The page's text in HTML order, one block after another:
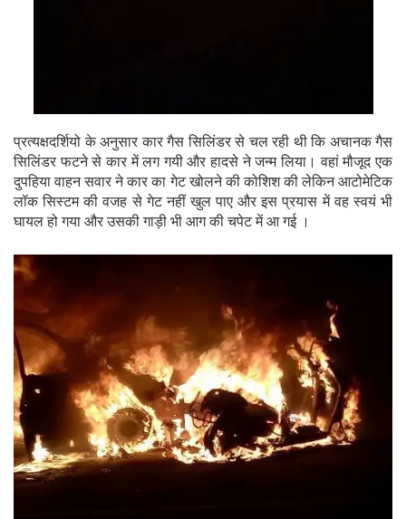
प्रत्यक्षदर्शियो के अनुसार कार गैस सिलिंडर से चल रही थी कि अचानक गैस
सिलिंडर फटने से कार में लग गयी और हादसे ने जन्म लिया। वहां मौजूद एक
दुपहिया वाहन सवार ने कार का गेट खोलने की कोशिश की लेकिन आटोमेटिक
लॉक सिस्टम की वजह से गेट नहीं खुल पाए और इस प्रयास में वह स्वयं भी
घायल हो गया और उसकी गाड़ी भी आग की चपेट में आ गई ।